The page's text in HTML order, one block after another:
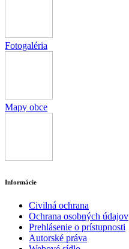
Fotogaléria
Mapy obce
Informácie
Civilná ochrana
Ochrana osobných údajov
Prehlásenie o prístupnosti
Autorské práva